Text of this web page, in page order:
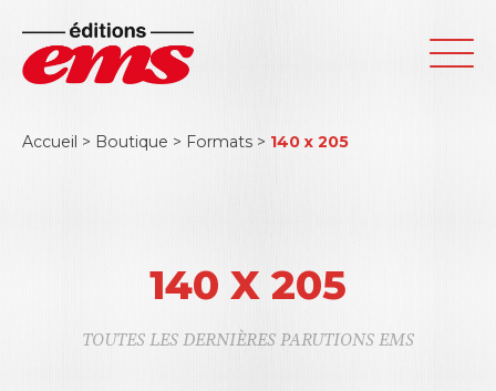
Accueil > Boutique > Formats > 140 x 205
140 X 205
TOUTES LES DERNIÈRES PARUTIONS EMS